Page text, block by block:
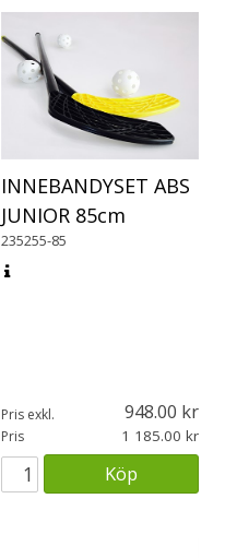
INNEBANDYSET ABS
JUNIOR 85cm
235255-85
Pris exkl. 948.00
Pris 1 185.00
Köp